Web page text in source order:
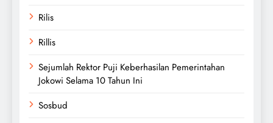
Rilis
Rillis
Sejumlah Rektor Puji Keberhasilan Pemerintahan
Jokowi Selama 10 Tahun Ini
Sosbud